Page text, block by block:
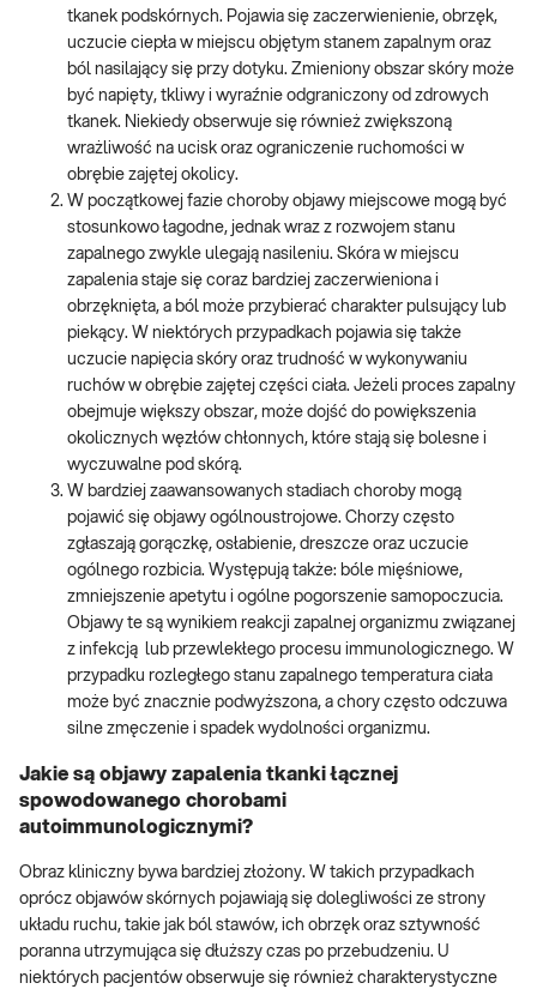
tkanek podskórnych. Pojawia się zaczerwienienie, obrzęk,
uczucie ciepła w miejscu objętym stanem zapalnym oraz
ból nasilający się przy dotyku. Zmieniony obszar skóry może
być napięty, tkliwy i wyraźnie odgraniczony od zdrowych
tkanek. Niekiedy obserwuje się również zwiększoną
wrażliwość na ucisk oraz ograniczenie ruchomości w
obrębie zajętej okolicy.
W początkowej fazie choroby objawy miejscowe mogą być
stosunkowo łagodne, jednak wraz z rozwojem stanu
zapalnego zwykle ulegają nasileniu. Skóra w miejscu
zapalenia staje się coraz bardziej zaczerwieniona i
obrzęknięta, a ból może przybierać charakter pulsujący lub
piekący. W niektórych przypadkach pojawia się także
uczucie napięcia skóry oraz trudność w wykonywaniu
ruchów w obrębie zajętej części ciała. Jeżeli proces zapalny
obejmuje większy obszar, może dojść do powiększenia
okolicznych węzłów chłonnych, które stają się bolesne i
wyczuwalne pod skórą.
W bardziej zaawansowanych stadiach choroby mogą
pojawić się objawy ogólnoustrojowe. Chorzy często
zgłaszają gorączkę, osłabienie, dreszcze oraz uczucie
ogólnego rozbicia. Występują także: bóle mięśniowe,
zmniejszenie apetytu i ogólne pogorszenie samopoczucia.
Objawy te są wynikiem reakcji zapalnej organizmu związanej
z infekcją lub przewlekłego procesu immunologicznego. W
przypadku rozległego stanu zapalnego temperatura ciała
może być znacznie podwyższona, a chory często odczuwa
silne zmęczenie i spadek wydolności organizmu.
Jakie są objawy zapalenia tkanki łącznej
spowodowanego chorobami
autoimmunologicznymi?
Obraz kliniczny bywa bardziej złożony. W takich przypadkach
oprócz objawów skórnych pojawiają się dolegliwości ze strony
układu ruchu, takie jak ból stawów, ich obrzęk oraz sztywność
poranna utrzymująca się dłuższy czas po przebudzeniu. U
niektórych pacjentów obserwuje się również charakterystyczne